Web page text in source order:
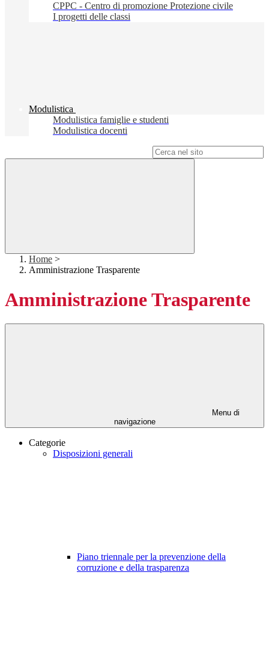
CPPC - Centro di promozione Protezione civile
I progetti delle classi
Modulistica
Modulistica famiglie e studenti
Modulistica docenti
Home >
Amministrazione Trasparente
Amministrazione Trasparente
Menu di
navigazione
Categorie
Disposizioni generali
Piano triennale per la prevenzione della
corruzione e della trasparenza